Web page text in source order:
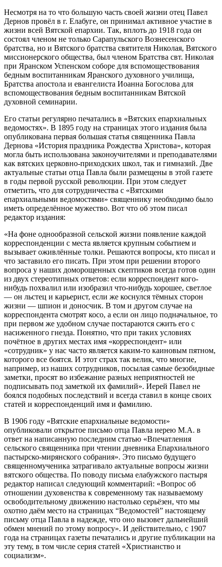
Несмотря на то что большую часть своей жизни отец Павел
Дернов провёл в г. Елабуге, он принимал активное участие в
жизни всей Вятской епархии. Так, вплоть до 1918 года он
состоял членом не только Сарапульского Вознесенского
братства, но и Вятского братства святителя Николая, Вятского
миссионерского общества, был членом Братства свт. Николая
при Яранском Успенском соборе для вспомоществования
бедным воспитанникам Яранского духовного училища,
Братства апостола и евангелиста Иоанна Богослова для
вспомоществования бедным воспитанникам Вятской
духовной семинарии.
Его статьи регулярно печатались в «Вятских епархиальных
ведомостях». В 1895 году на страницах этого издания была
опубликована первая большая статья священника Павла
Дернова «История праздника Рождества Христова», которая
могла быть использована законоучителями и преподавателями
как вятских церковно-приходских школ, так и гимназий. Две
актуальные статьи отца Павла были размещены в этой газете
в годы первой русской революции. При этом следует
отметить, что для сотрудничества с «Вятскими
епархиальными ведомостями» священнику необходимо было
иметь определённое мужество. Вот что об этом писал
редактор издания:
«На фоне однообразной сельской жизни появление каждой
корреспонденции с места является крупным событием и
вызывает оживлённые толки. Решаются вопросы, кто писал и
что заставило его писать. При этом при решении второго
вопроса у наших доморощенных скептиков всегда готов один
из двух стереотипных ответов: если корреспондент кого-
нибудь похвалил или изобразил что-нибудь хорошее, светлое
— он льстец и карьерист, если же коснулся тёмных сторон
жизни — шпион и доносчик. В том и другом случае на
корреспондента смотрят косо, а если он лицо подначальное, то
при первом же удобном случае постараются сжить его с
насиженного гнезда. Понятно, что при таких условиях
почётное в других местах имя «корреспондент» или
«сотрудник» у нас часто является каким-то каиновым пятном,
которого все боятся. И этот страх так велик, что многие,
например, из наших сотрудников, посылая самые безобидные
заметки, просят во избежание разных неприятностей не
подписывать под заметкой их фамилий». Иерей Павел не
боялся подобных последствий и всегда ставил в конце своих
статей и корреспонденций имя и фамилию.
В 1906 году «Вятские епархиальные ведомости»
опубликовали открытое письмо отца Павла иерею М.А. в
ответ на написанную последним статью «Впечатления
сельского священника при чтении дневника Епархиального
пастырско-мирянского собрания». Это письмо будущего
священномученика затрагивало актуальные вопросы жизни
вятского общества. По поводу письма елабужского пастыря
редактор написал следующий комментарий: «Вопрос об
отношении духовенства к современному так называемому
освободительному движению настолько серьёзен, что мы
охотно даём место на страницах “Ведомостей” настоящему
письму отца Павла в надежде, что оно вызовет дальнейший
обмен мнений по этому вопросу». И действительно, с 1907
года на страницах газеты печатались и другие публикации на
эту тему, в том числе серия статей «Христианство и
социализм».